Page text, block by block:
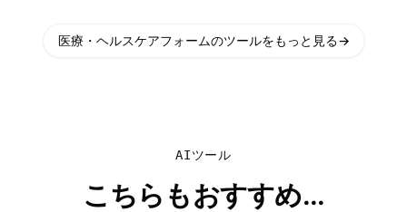
医療・ヘルスケアフォームのツールをもっと見る→
AIツール
こちらもおすすめ...